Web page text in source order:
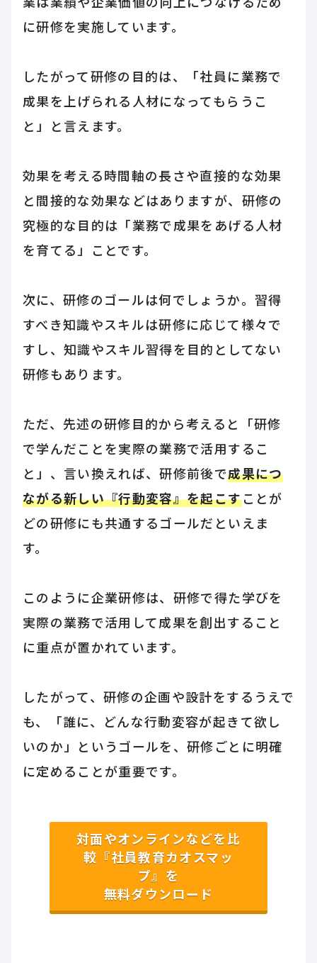
に研修を実施しています。
したがって研修の目的は、「社員に業務で
成果を上げられる人材になってもらうこ
と」と言えます。
効果を考える時間軸の長さや直接的な効果
と間接的な効果などはありますが、研修の
究極的な目的は「業務で成果をあげる人材
を育てる」ことです。
次に、研修のゴールは何でしょうか。習得
すべき知識やスキルは研修に応じて様々で
すし、知識やスキル習得を目的としてない
研修もあります。
ただ、先述の研修目的から考えると「研修
で学んだことを実際の業務で活用するこ
と」、言い換えれば、研修前後で成果につ
ながる新しい『行動変容』を起こすことが
どの研修にも共通するゴールだといえま
す。
このように企業研修は、研修で得た学びを
実際の業務で活用して成果を創出すること
に重点が置かれています。
したがって、研修の企画や設計をするうえで
も、「誰に、どんな行動変容が起きて欲し
いのか」というゴールを、研修ごとに明確
に定めることが重要です。
対面やオンラインなどを比
較『社員教育カオスマッ
プ』を
無料ダウンロード